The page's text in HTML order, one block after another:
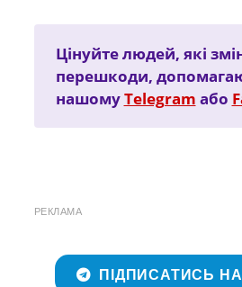
Цінуйте людей, які
перешкоди,
нашомуTelegram або
РЕКЛАМА
ПІДПИСАТИСЬ НА